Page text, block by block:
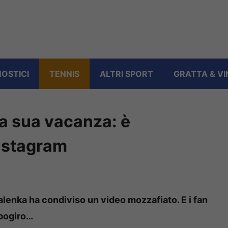
TENNIS ALTRI SPORT GRATTA &
sua vacanza: è
ha condiviso un video mozzafiato. E i fan